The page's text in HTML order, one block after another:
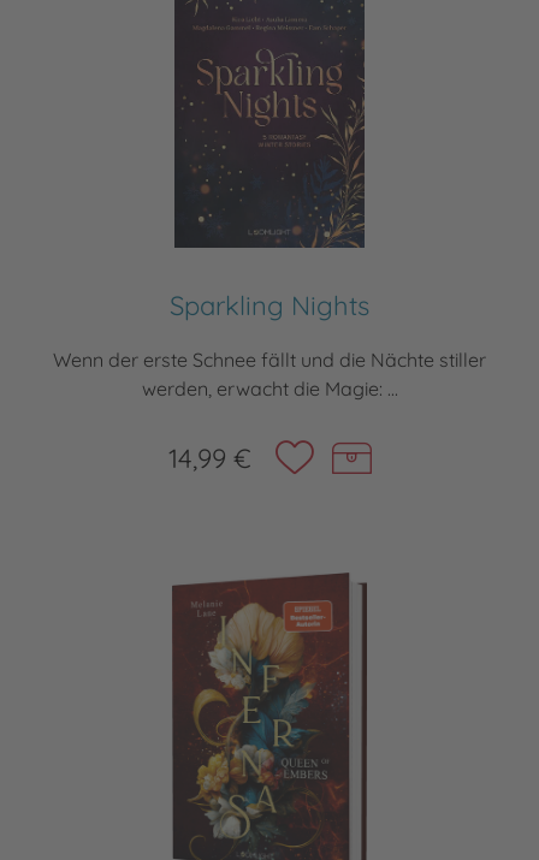
Sparkling Nights
Wenn der erste Schnee fällt und die Nächte stiller
werden, erwacht die Magie: ...
14,99 €